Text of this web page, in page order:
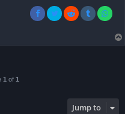
1 of 1
Jump to